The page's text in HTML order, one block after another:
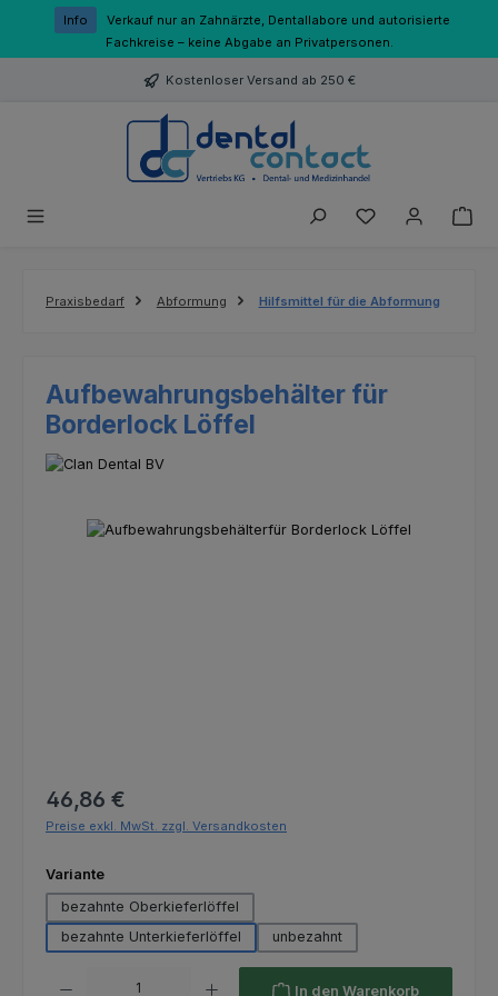
Zum Hauptinhalt springen
Info
Verkauf nur an Zahnärzte, Dentallabore und autorisierte
Fachkreise – keine Abgabe an Privatpersonen.
Kostenloser Versand ab 250 €
Du hast 0
Praxisbedarf Abformung Hilfsmittel für die Abformung
Aufbewahrungsbehälter für
Borderlock Löffel
Bildergalerie überspringen
Regulärer Preis:
46,86 €
Preise exkl. MwSt. zzgl. Versandkosten
Varianteauswählen
bezahnte Oberkieferlöffel
bezahnte Unterkieferlöffel
unbezahnt
In den Warenkorb